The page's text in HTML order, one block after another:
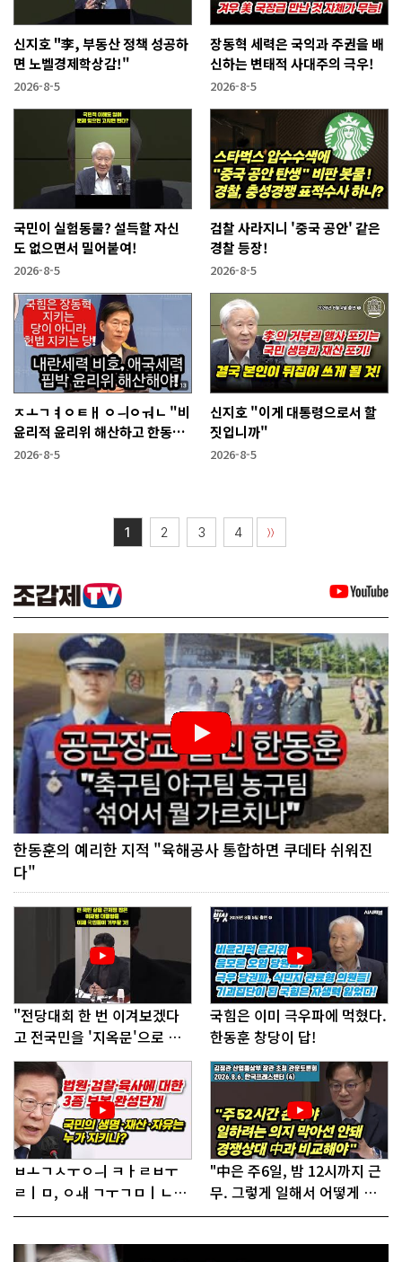
신지호 "李, 부동산 정책 성공하
면 노벨경제학상감!"
2026-8-5
장동혁 세력은 국익과 주권을 배
신하는 변태적 사대주의 극우!
2026-8-5
국민이 실험동물? 설득할 자신
도 없으면서 밀어붙여!
2026-8-5
검찰 사라지니 '중국 공안' 같은
경찰 등장!
2026-8-5
ㅈㅗㄱㅕㅇㅌㅐ ㅇㅢㅇㅝㄴ "비
윤리적 윤리위 해산하고 한동훈
복당 시켜야"
2026-8-5
신지호 "이게 대통령으로서 할
짓입니까"
2026-8-5
1 2 3 4 〉〉
한동훈의 예리한 지적 "육해공사 통합하면 쿠데타 쉬워진
다"
"전당대회 한 번 이겨보겠다
고 전국민을 '지옥문'으로 밀
어!"
국힘은 이미 극우파에 먹혔다.
한동훈 창당이 답!
ㅂㅗㄱㅅㅜㅇㅢ ㅋㅏㄹㅂㅜ
ㄹㅣㅁ, ㅇㅙ ㄱㅜㄱㅁㅣㄴㄷ
ㅡㄹㅇㅣ ㄷㅏㅇㅎㅐㅇㅑ ㅎ
"中은 주6일, 밤 12시까지 근
무. 그렇게 일해서 어떻게 경
쟁하냐 반문하더라"